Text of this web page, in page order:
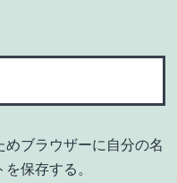
ブラウザーに自分の名
保存する。